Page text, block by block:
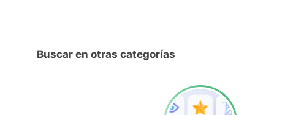
Buscar en otras categorías